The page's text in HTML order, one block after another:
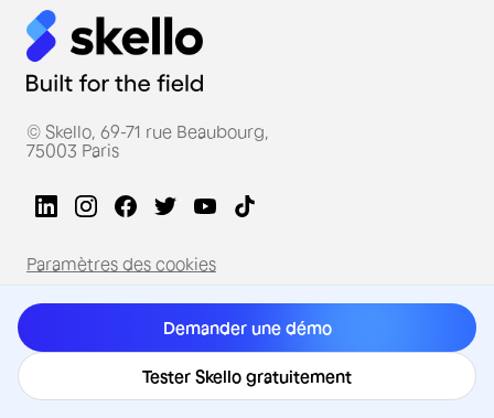
Demander une démo
Tester Skello gratuitement
© Skello, 69-71 rue Beaubourg,
75003 Paris
Paramètres des cookies
Solutions et services
Planification des équipes
Suivi du temps et des absences